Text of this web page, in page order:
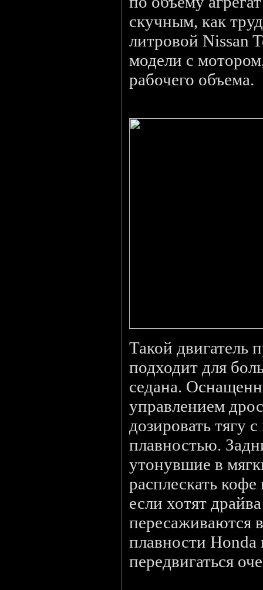
скучным, как
литровой Nissan
модели с
рабочего объема.
Такой двигатель
подходит для
седана.
управлением
дозировать тягу
плавностью.
утонувшие в
расплескать
если хотят
пересаживаются
плавности
передвигаться